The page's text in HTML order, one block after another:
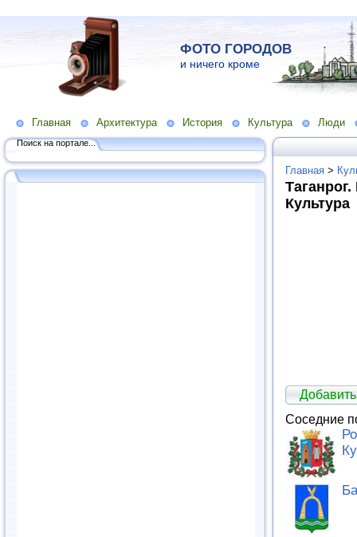
ФОТО ГОРОДОВ
и ничего кроме
Главная Архитектура История Культура Люди
Поиск на портале...
Главная >
Культура
Соседние